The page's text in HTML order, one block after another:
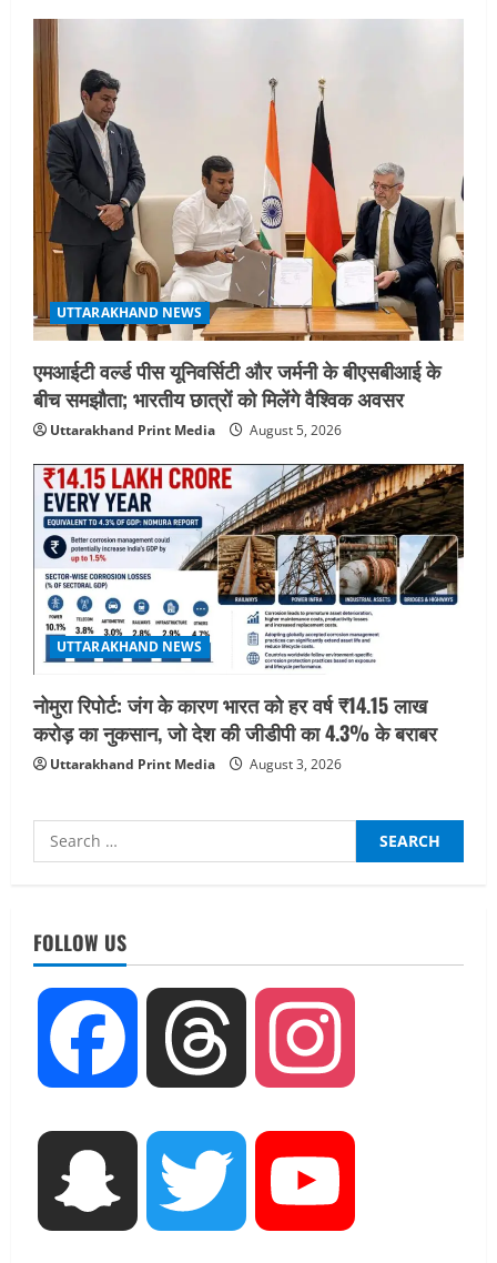
UTTARAKHAND NEWS
एमआईटी वर्ल्ड पीस यूनिवर्सिटी और जर्मनी के बीएसबीआई के
बीच समझौता; भारतीय छात्रों को मिलेंगे वैश्विक अवसर
Uttarakhand Print Media August 5, 2026
UTTARAKHAND NEWS
नोमुरा रिपोर्ट: जंग के कारण भारत को हर वर्ष ₹14.15 लाख
करोड़ का नुकसान, जो देश की जीडीपी का 4.3% के बराबर
Uttarakhand Print Media August 3, 2026
Search
for:
FOLLOW US
Facebook Threads
Snapchat Twitter
बीएसबीआई के बीच समझौता; भारतीय छात्रों
को मिलेंगे वैश्विक अवसर
August 5, 2026
STATES NEWS
महाराज की राजस्थान के मुख्यमंत्री से
गतिविधियों के विस्तार पर हुई चर्चा
August 4, 2026
UTTARAKHAND NEWS
नोमुरा रिपोर्ट: जंग के कारण भारत को हर वर्ष